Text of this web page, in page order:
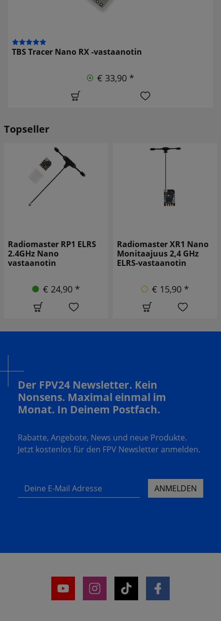
TBS Tracer Nano RX -vastaanotin
€ 33,90 *
Topseller
Radiomaster RP1 ELRS
2.4GHz Nano
vastaanotin
€ 24,90 *
Radiomaster XR1 Nano
Monitaajuus 2,4 GHz
ELRS-vastaanotin
€ 15,90 *
Der FPV24 Newsletter. Kein
Nonsens. Maximal einmal im
Monat. In Deinem Postfach.
Rabatte, Angebote, News und neue Produkte.
Jetzt kostenlos für den FPV Newsletter anmelden.
Deine E-Mail Adresse ANMELDEN